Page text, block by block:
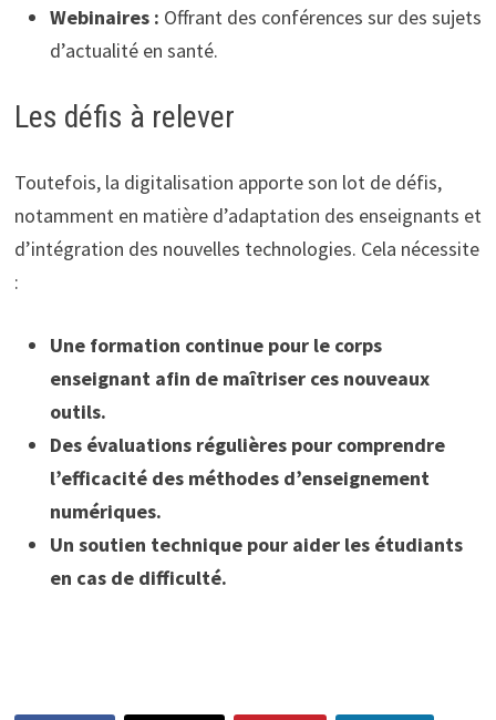
Webinaires : Offrant des conférences sur des sujets
d’actualité en santé.
Les défis à relever
Toutefois, la digitalisation apporte son lot de défis,
notamment en matière d’adaptation des enseignants et
d’intégration des nouvelles technologies. Cela nécessite
:
Une formation continue pour le corps
enseignant afin de maîtriser ces nouveaux
outils.
Des évaluations régulières pour comprendre
l’efficacité des méthodes d’enseignement
numériques.
Un soutien technique pour aider les étudiants
en cas de difficulté.